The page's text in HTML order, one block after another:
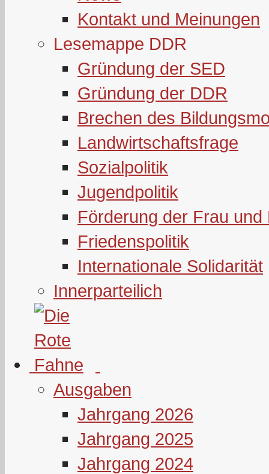
Kontakt und Meinungen
Lesemappe DDR
Gründung der SED
Gründung der DDR
Brechen des
Landwirtschaftsfrage
Sozialpolitik
Jugendpolitik
Förderung der Frau und
Friedenspolitik
Internationale Solidarität
Innerparteilich
Ausgaben
Jahrgang 2026
Jahrgang 2025
Jahrgang 2024